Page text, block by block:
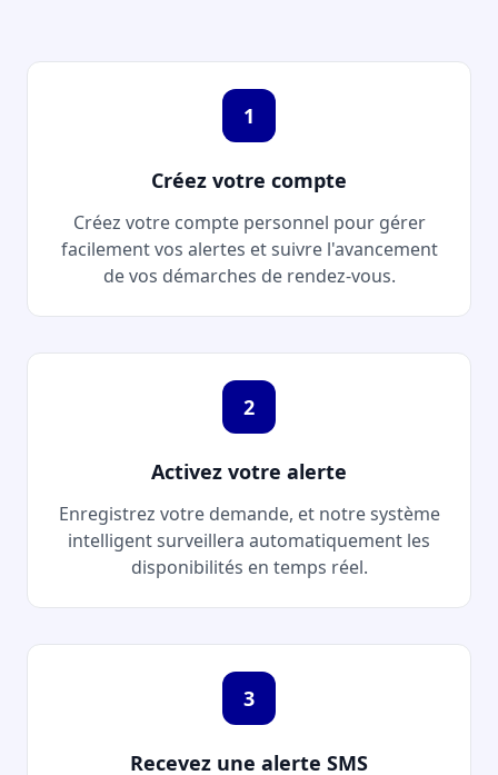
1
Créez votre compte
Créez votre compte personnel pour gérer
facilement vos alertes et suivre l'avancement
de vos démarches de rendez-vous.
2
Activez votre alerte
Enregistrez votre demande, et notre système
intelligent surveillera automatiquement les
disponibilités en temps réel.
3
Recevez une alerte SMS